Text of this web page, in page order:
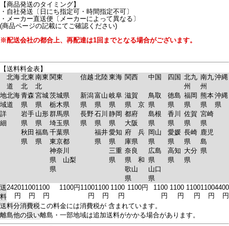
【商品発送のタイミング】
・自社発送〔日にち指定可・時間指定不可〕
・メーカー直送便〔メーカーによって異なる〕
(商品ページの記載にてご確認ください)
※配送会社の都合上、再配達は1回までとなる場合がございます。
【送料料金表】
北海
道
北東
北
南東
北
関東 信越 北陸東海 関西 中国 四国 北九
州
南九
州
沖縄
地
域
詳
細
北海
道
青森
県
岩手
県
秋田
県
宮城
県
山形
県
福島
県
茨城県
栃木県
群馬県
埼玉県
千葉県
東京都
神奈川
県 山梨
県
新潟
県
長野
県
富山
県
石川
県
福井
県
岐阜
県
静岡
県
愛知
県
三重
県
滋賀
県 京
都府
大阪
府 兵
庫県
奈良
県 和
歌山
県
鳥取
県
島根
県
岡山
県
広島
県
山口
県
徳島
県
香川
県
愛媛
県
高知
県
福岡
県
佐賀
県
長崎
県
大分
県
熊本
県
宮崎
県
鹿児
島
県
沖縄
県
送
料
2420
円
1100
円
1100
円
1100円 1100
円
1100
円
1100
円
1100円
1100
円
1100
円
1100
円
1100
円
4400
円
送料分消費税この料金には消費税が 含まれています。
離島他の扱い離島・一部地域は追加送料がかかる場合があります。